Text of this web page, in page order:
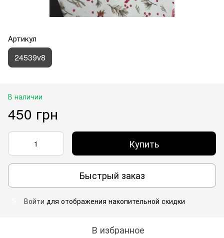
Артикул
24539v8
В наличии
450 грн
Купить
Быстрый заказ
Войти для отображения накопительной скидки
В избранное